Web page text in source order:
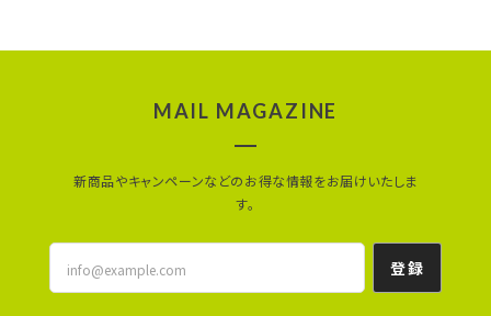
MAIL MAGAZINE
新商品やキャンペーンなどのお得な情報をお届けいたしま
す。
登録